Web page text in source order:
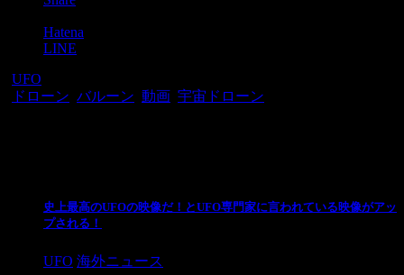
Hatena
LINE
UFO
ドローン バルーン 動画 宇宙ドローン
史上最高のUFOの映像だ！とUFO専門家に言われている映像がアッ
プされる！
UFO 海外ニュース